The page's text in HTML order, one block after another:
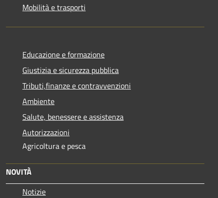
Mobilità e trasporti
Educazione e formazione
Giustizia e sicurezza pubblica
Tributi,finanze e contravvenzioni
Ambiente
Salute, benessere e assistenza
Autorizzazioni
Agricoltura e pesca
NOVITÀ
Notizie